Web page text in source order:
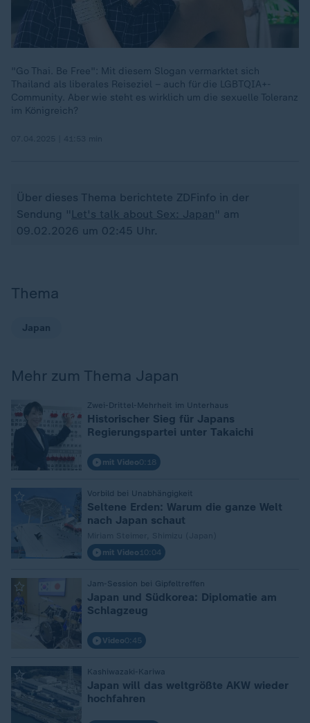
"Go Thai. Be Free": Mit diesem Slogan vermarktet sich
Thailand als liberales Reiseziel – auch für die LGBTQIA+-
Community. Aber wie steht es wirklich um die sexuelle Toleranz
im Königreich?
Über dieses Thema berichtete ZDFinfo in der
Sendung " Let's talk about Sex: Japan" am
09.02.2026 um 02:45 Uhr.
Thema
Japan
Mehr zum Thema Japan
Zwei-Drittel-Mehrheit im Unterhaus
Historischer Sieg für Japans
Regierungspartei unter Takaichi
mit Video0:18
Vorbild bei Unabhängigkeit
Seltene Erden: Warum die ganze Welt
nach Japan schaut
mit Video 10:04
Jam-Session bei Gipfeltreffen
Japan und Südkorea: Diplomatie am
Schlagzeug
Video0:45
Kashiwazaki-Kariwa
Japan will das weltgrößte AKW wieder
hochfahren